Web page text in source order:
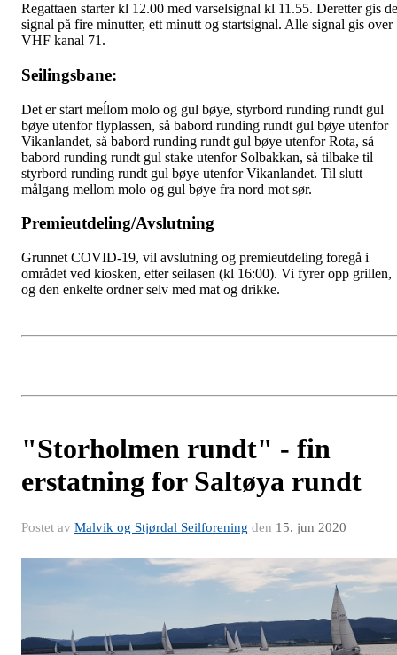
Regattaen starter kl 12.00 med varselsignal kl 11.55. Deretter gis
signal på fire minutter, ett minutt og startsignal. Alle signal gis over
VHF kanal 71.
Seilingsbane:
Det er start meĺlom molo og gul bøye, styrbord runding rundt gul
bøye utenfor flyplassen, så babord runding rundt gul bøye utenfor
Vikanlandet, så babord runding rundt gul bøye utenfor Rota, så
babord runding rundt gul stake utenfor Solbakkan, så tilbake til
styrbord runding rundt gul bøye utenfor Vikanlandet. Til slutt
målgang mellom molo og gul bøye fra nord mot sør.
Premieutdeling/Avslutning
Grunnet COVID-19, vil avslutning og premieutdeling foregå i
området ved kiosken, etter seilasen (kl 16:00). Vi fyrer opp grillen,
og den enkelte ordner selv med mat og drikke.
"Storholmen rundt" - fin
erstatning for Saltøya rundt
Postet av Malvik og Stjørdal Seilforening den 15. jun 2020